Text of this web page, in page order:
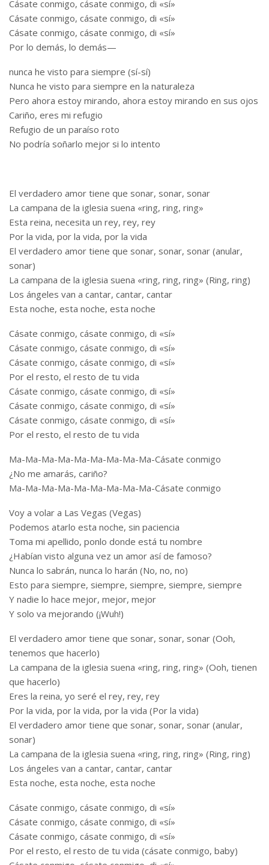
Cásate conmigo, cásate conmigo, di «sí»
Cásate conmigo, cásate conmigo, di «sí»
Cásate conmigo, cásate conmigo, di «sí»
Por lo demás, lo demás—
nunca he visto para siempre (sí-sí)
Nunca he visto para siempre en la naturaleza
Pero ahora estoy mirando, ahora estoy mirando en sus ojos
Cariño, eres mi refugio
Refugio de un paraíso roto
No podría soñarlo mejor si lo intento
El verdadero amor tiene que sonar, sonar, sonar
La campana de la iglesia suena «ring, ring, ring»
Esta reina, necesita un rey, rey, rey
Por la vida, por la vida, por la vida
El verdadero amor tiene que sonar, sonar, sonar (anular,
sonar)
La campana de la iglesia suena «ring, ring, ring» (Ring, ring)
Los ángeles van a cantar, cantar, cantar
Esta noche, esta noche, esta noche
Cásate conmigo, cásate conmigo, di «sí»
Cásate conmigo, cásate conmigo, di «sí»
Cásate conmigo, cásate conmigo, di «sí»
Por el resto, el resto de tu vida
Cásate conmigo, cásate conmigo, di «sí»
Cásate conmigo, cásate conmigo, di «sí»
Cásate conmigo, cásate conmigo, di «sí»
Por el resto, el resto de tu vida
Ma-Ma-Ma-Ma-Ma-Ma-Ma-Ma-Ma-Cásate conmigo
¿No me amarás, cariño?
Ma-Ma-Ma-Ma-Ma-Ma-Ma-Ma-Ma-Cásate conmigo
Voy a volar a Las Vegas (Vegas)
Podemos atarlo esta noche, sin paciencia
Toma mi apellido, ponlo donde está tu nombre
¿Habían visto alguna vez un amor así de famoso?
Nunca lo sabrán, nunca lo harán (No, no, no)
Esto para siempre, siempre, siempre, siempre, siempre
Y nadie lo hace mejor, mejor, mejor
Y solo va mejorando (¡Wuh!)
El verdadero amor tiene que sonar, sonar, sonar (Ooh,
tenemos que hacerlo)
La campana de la iglesia suena «ring, ring, ring» (Ooh, tienen
que hacerlo)
Eres la reina, yo seré el rey, rey, rey
Por la vida, por la vida, por la vida (Por la vida)
El verdadero amor tiene que sonar, sonar, sonar (anular,
sonar)
La campana de la iglesia suena «ring, ring, ring» (Ring, ring)
Los ángeles van a cantar, cantar, cantar
Esta noche, esta noche, esta noche
Cásate conmigo, cásate conmigo, di «sí»
Cásate conmigo, cásate conmigo, di «sí»
Cásate conmigo, cásate conmigo, di «sí»
Por el resto, el resto de tu vida (cásate conmigo, baby)